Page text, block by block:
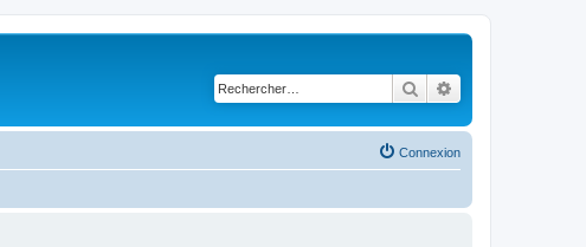
Rechercher
Connexion